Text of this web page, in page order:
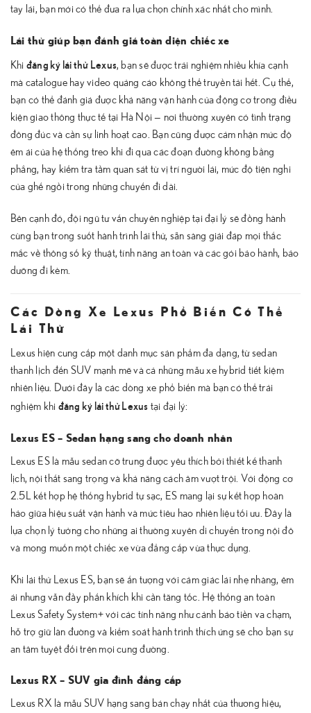
tay lái, bạn mới có thể đưa ra lựa chọn chính xác nhất cho mình.
Lái thử giúp bạn đánh giá toàn diện chiếc xe
Khi đăng ký lái thử Lexus, bạn sẽ được trải nghiệm nhiều khía cạnh
mà catalogue hay video quảng cáo không thể truyền tải hết. Cụ thể,
bạn có thể đánh giá được khả năng vận hành của động cơ trong điều
kiện giao thông thực tế tại Hà Nội — nơi thường xuyên có tình trạng
đông đúc và cần sự linh hoạt cao. Bạn cũng được cảm nhận mức độ
êm ái của hệ thống treo khi đi qua các đoạn đường không bằng
phẳng, hay kiểm tra tầm quan sát từ vị trí người lái, mức độ tiện nghi
của ghế ngồi trong những chuyến đi dài.
Bên cạnh đó, đội ngũ tư vấn chuyên nghiệp tại đại lý sẽ đồng hành
cùng bạn trong suốt hành trình lái thử, sẵn sàng giải đáp mọi thắc
mắc về thông số kỹ thuật, tính năng an toàn và các gói bảo hành, bảo
dưỡng đi kèm.
Các Dòng Xe Lexus Phổ Biến Có Thể
Lái Thử
Lexus hiện cung cấp một danh mục sản phẩm đa dạng, từ sedan
thanh lịch đến SUV mạnh mẽ và cả những mẫu xe hybrid tiết kiệm
nhiên liệu. Dưới đây là các dòng xe phổ biến mà bạn có thể trải
nghiệm khi đăng ký lái thử Lexus tại đại lý:
Lexus ES – Sedan hạng sang cho doanh nhân
Lexus ES là mẫu sedan cỡ trung được yêu thích bởi thiết kế thanh
lịch, nội thất sang trọng và khả năng cách âm vượt trội. Với động cơ
2.5L kết hợp hệ thống hybrid tự sạc, ES mang lại sự kết hợp hoàn
hảo giữa hiệu suất vận hành và mức tiêu hao nhiên liệu tối ưu. Đây là
lựa chọn lý tưởng cho những ai thường xuyên di chuyển trong nội đô
và mong muốn một chiếc xe vừa đẳng cấp vừa thực dụng.
Khi lái thử Lexus ES, bạn sẽ ấn tượng với cảm giác lái nhẹ nhàng, êm
ái nhưng vẫn đầy phấn khích khi cần tăng tốc. Hệ thống an toàn
Lexus Safety System+ với các tính năng như cảnh báo tiền va chạm,
hỗ trợ giữ làn đường và kiểm soát hành trình thích ứng sẽ cho bạn sự
an tâm tuyệt đối trên mọi cung đường.
Lexus RX – SUV gia đình đẳng cấp
Lexus RX là mẫu SUV hạng sang bán chạy nhất của thương hiệu,